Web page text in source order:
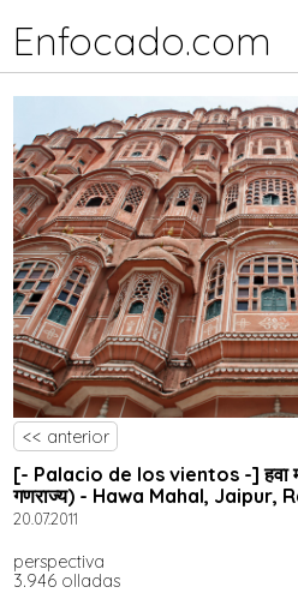
Enfocado.com
<< anterior
[- Palacio de los vientos -] हवा
गणराज्य) - Hawa Mahal, Jaipur,
20.07.2011
perspectiva
3.946 olladas